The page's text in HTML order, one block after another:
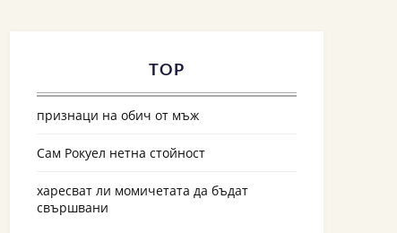
TOP
признаци на обич от мъж
Сам Рокуел нетна стойност
харесват ли момичетата да бъдат
свършвани